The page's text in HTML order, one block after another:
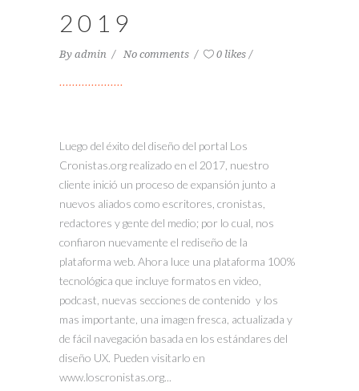
2019
By admin No comments 0 likes
Luego del éxito del diseño del portal Los
Cronistas.org realizado en el 2017, nuestro
cliente inició un proceso de expansión junto a
nuevos aliados como escritores, cronistas,
redactores y gente del medio; por lo cual, nos
confiaron nuevamente el rediseño de la
plataforma web. Ahora luce una plataforma 100%
tecnológica que incluye formatos en video,
podcast, nuevas secciones de contenido y los
mas importante, una imagen fresca, actualizada y
de fácil navegación basada en los estándares del
diseño UX. Pueden visitarlo en
www.loscronistas.org...